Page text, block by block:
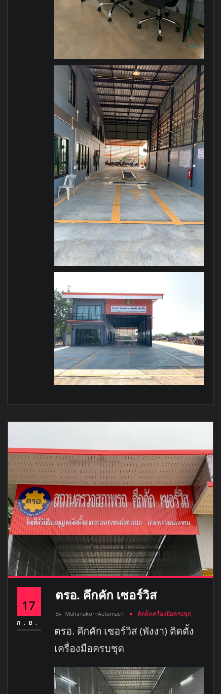
17
ก.ย.
ตรอ. คึกคัก เซอร์วิส
By MahanakornAutomach ติดตั้งเครื่องมือครบชุด
ตรอ. คึกคัก เซอร์วิส (พังงา) ติดตั้ง
เครื่องมือครบชุด